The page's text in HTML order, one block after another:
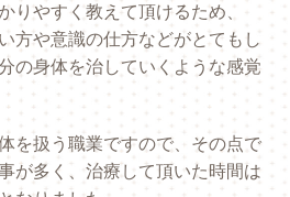
りやすく教えて頂けるため、
方や意識の仕方などがとてもし
の身体を治していくような感覚
を扱う職業ですので、その点で
が多く、治療して頂いた時間は